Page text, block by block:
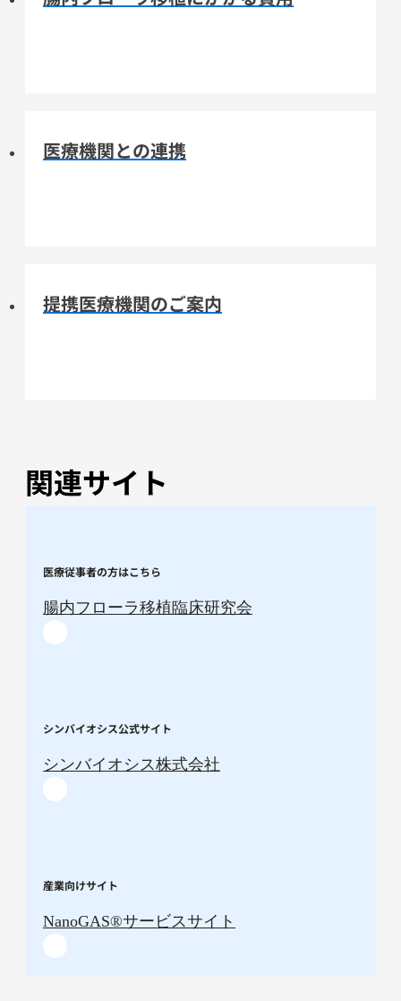
医療機関との連携
提携医療機関のご案内
関連サイト
医療従事者の方はこちら
腸内フローラ移植臨床研究会
シンバイオシス公式サイト
シンバイオシス株式会社
産業向けサイト
NanoGAS®︎サービスサイト